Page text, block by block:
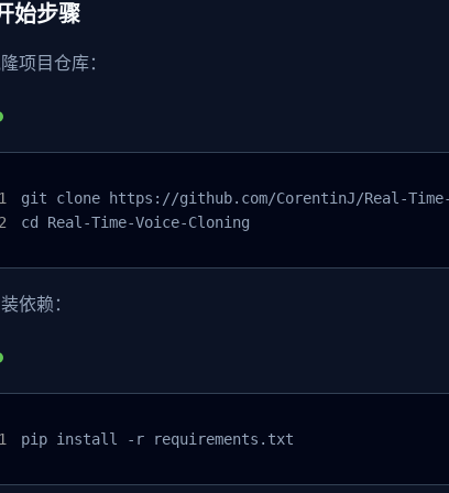
始步骤
项目仓库：
git clone https://github.com/CorentinJ/Real-
cd Real-Time-Voice-Cloning
依赖：
pip install -r requirements.txt